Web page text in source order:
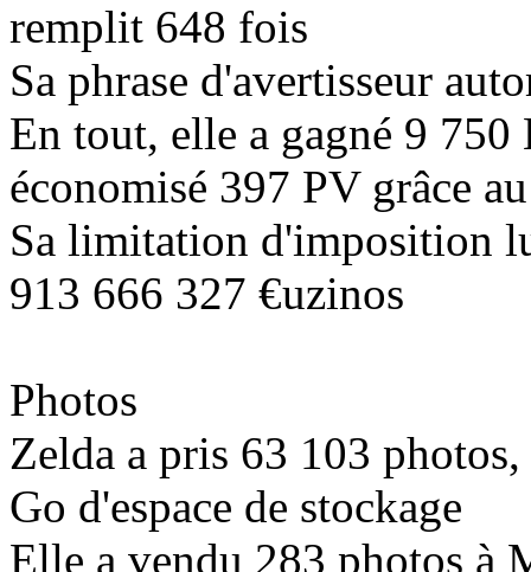
remplit 648 fois
Sa phrase d'avertisseur
En tout, elle a gagné 9 750
économisé 397 PV grâce
Sa limitation d'imposition
913 666 327 €uzinos
Photos
Zelda a pris 63 103
Go d'espace de stockage
Elle a vendu 283 photos à